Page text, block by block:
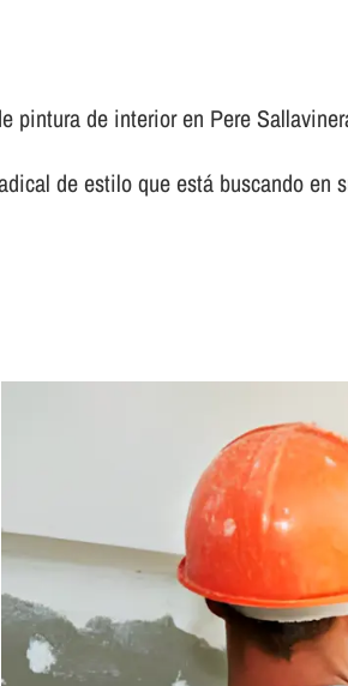
pintura de interior en Pere
de estilo que está buscando en